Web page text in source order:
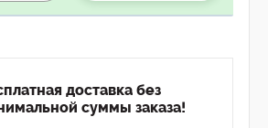
доставка без
суммы заказа!